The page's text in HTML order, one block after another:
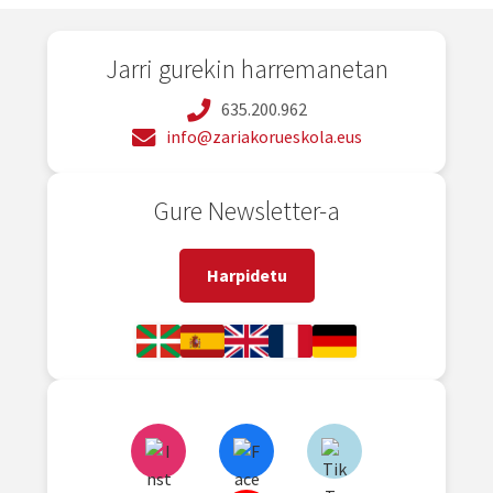
Jarri gurekin harremanetan
635.200.962
info@zariakorueskola.eus
Gure Newsletter-a
Harpidetu